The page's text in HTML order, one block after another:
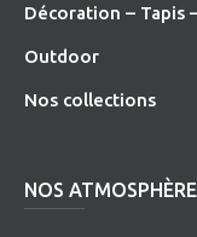
Décoration – Tapis
Outdoor
Nos collections
NOS